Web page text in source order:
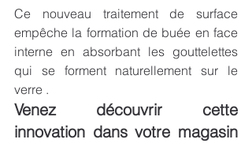
Ce nouveau traitement de surface
empêche la formation de buée en face
interne en absorbant les gouttelettes
qui se forment naturellement sur le
verre .
Venez découvrir cette
innovation dans votre magasin